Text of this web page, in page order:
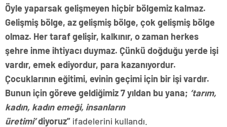
Öyle yaparsak gelişmeyen hiçbir bölgemiz kalmaz.
Gelişmiş bölge, az gelişmiş bölge, çok gelişmiş bölge
olmaz. Her taraf gelişir, kalkınır, o zaman herkes
şehre inme ihtiyacı duymaz. Çünkü doğduğu yerde işi
vardır, emek ediyordur, para kazanıyordur.
Çocuklarının eğitimi, evinin geçimi için bir işi vardır.
Bunun için göreve geldiğimiz 7 yıldan bu yana; ‘tarım,
kadın, kadın emeği, insanların
üretimi’diyoruz” ifadelerini kullandı.